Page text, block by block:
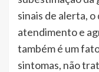
sinais de alerta,
atendimento e
também é um
sintomas, não